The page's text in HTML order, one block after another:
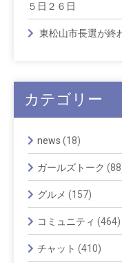
５日２６日
東松山市長選が
カテゴリー
news (18)
ガールズトーク
グルメ (157)
コミュニティ (464)
チャット (410)